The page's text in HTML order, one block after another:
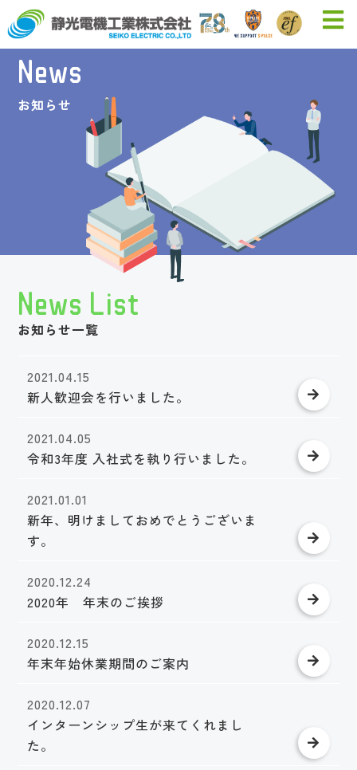
News
お知らせ
News List
お知らせ一覧
2021.04.15
新人歓迎会を行いました。
2021.04.05
令和3年度 入社式を執り行いました。
2021.01.01
新年、明けましておめでとうございま
す。
2020.12.24
2020年 年末のご挨拶
2020.12.15
年末年始休業期間のご案内
2020.12.07
インターンシップ生が来てくれまし
た。